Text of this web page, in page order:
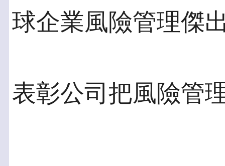
球企業風險管理傑
表彰公司把風險管